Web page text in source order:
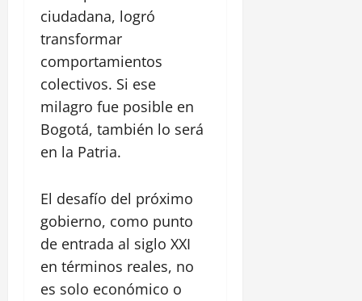
ciudadana, logró
transformar
comportamientos
colectivos. Si ese
milagro fue posible en
Bogotá, también lo será
en la Patria.
El desafío del próximo
gobierno, como punto
de entrada al siglo XXI
en términos reales, no
es solo económico o